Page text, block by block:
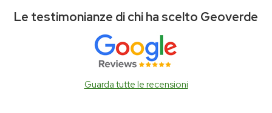
Le testimonianze di chi ha scelto Geoverde
Guarda tutte le recensioni